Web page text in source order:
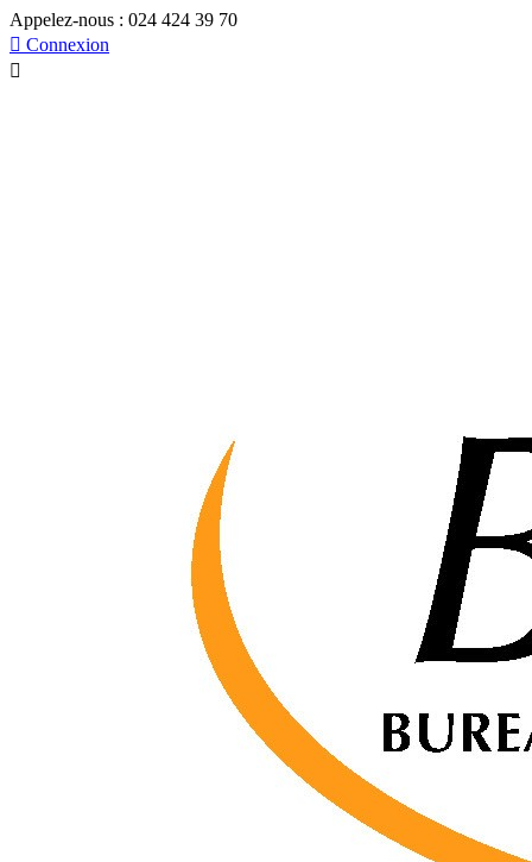
Appelez-nous : 024 424 39 70
 Connexion
